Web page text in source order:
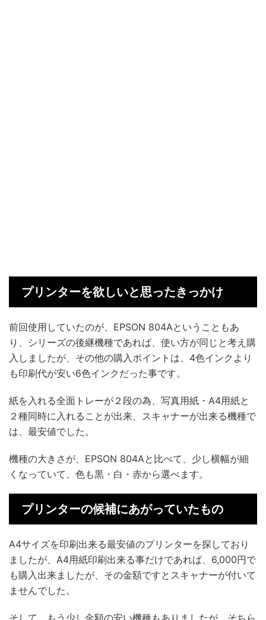
プリンターを欲しいと思ったきっかけ
前回使用していたのが、EPSON 804Aということもあ
り、シリーズの後継機種であれば、使い方が同じと考え購
入しましたが、その他の購入ポイントは、4色インクより
も印刷代が安い6色インクだった事です。
紙を入れる全面トレーが２段の為、写真用紙・A4用紙と
２種同時に入れることが出来、スキャナーが出来る機種で
は、最安値でした。
機種の大きさが、EPSON 804Aと比べて、少し横幅が細
くなっていて、色も黒・白・赤から選べます。
プリンターの候補にあがっていたもの
A4サイズを印刷出来る最安値のプリンターを探しており
ましたが、A4用紙印刷出来る事だけであれば、6,000円で
も購入出来ましたが、その金額ですとスキャナーが付いて
ませんでした。